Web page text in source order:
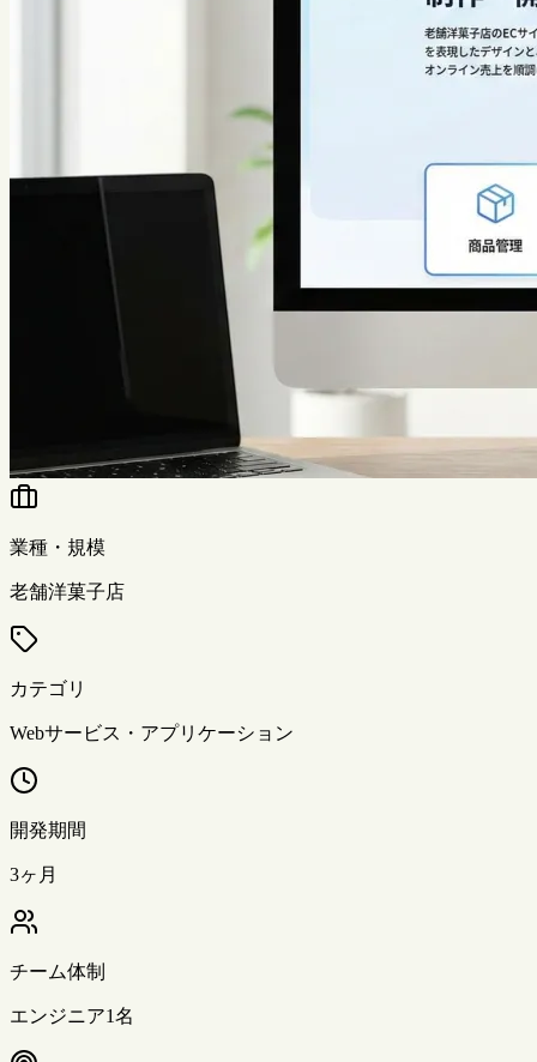
業種・規模
老舗洋菓子店
カテゴリ
Webサービス・アプリケーション
開発期間
3ヶ月
チーム体制
エンジニア1名